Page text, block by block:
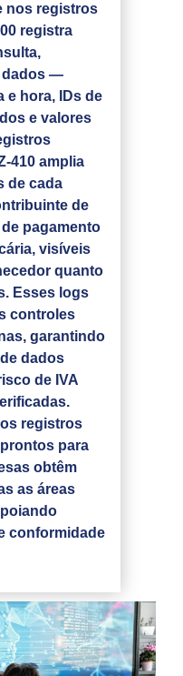
nos registros
registra
dados —
e hora, IDs de
e valores
410 amplia
de cada
de
pagamento
visíveis
quanto
Esses logs
controles
garantindo
dados
de IVA
registros
para
obtêm
as áreas
conformidade